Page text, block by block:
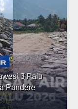
3 Palu
Pandere